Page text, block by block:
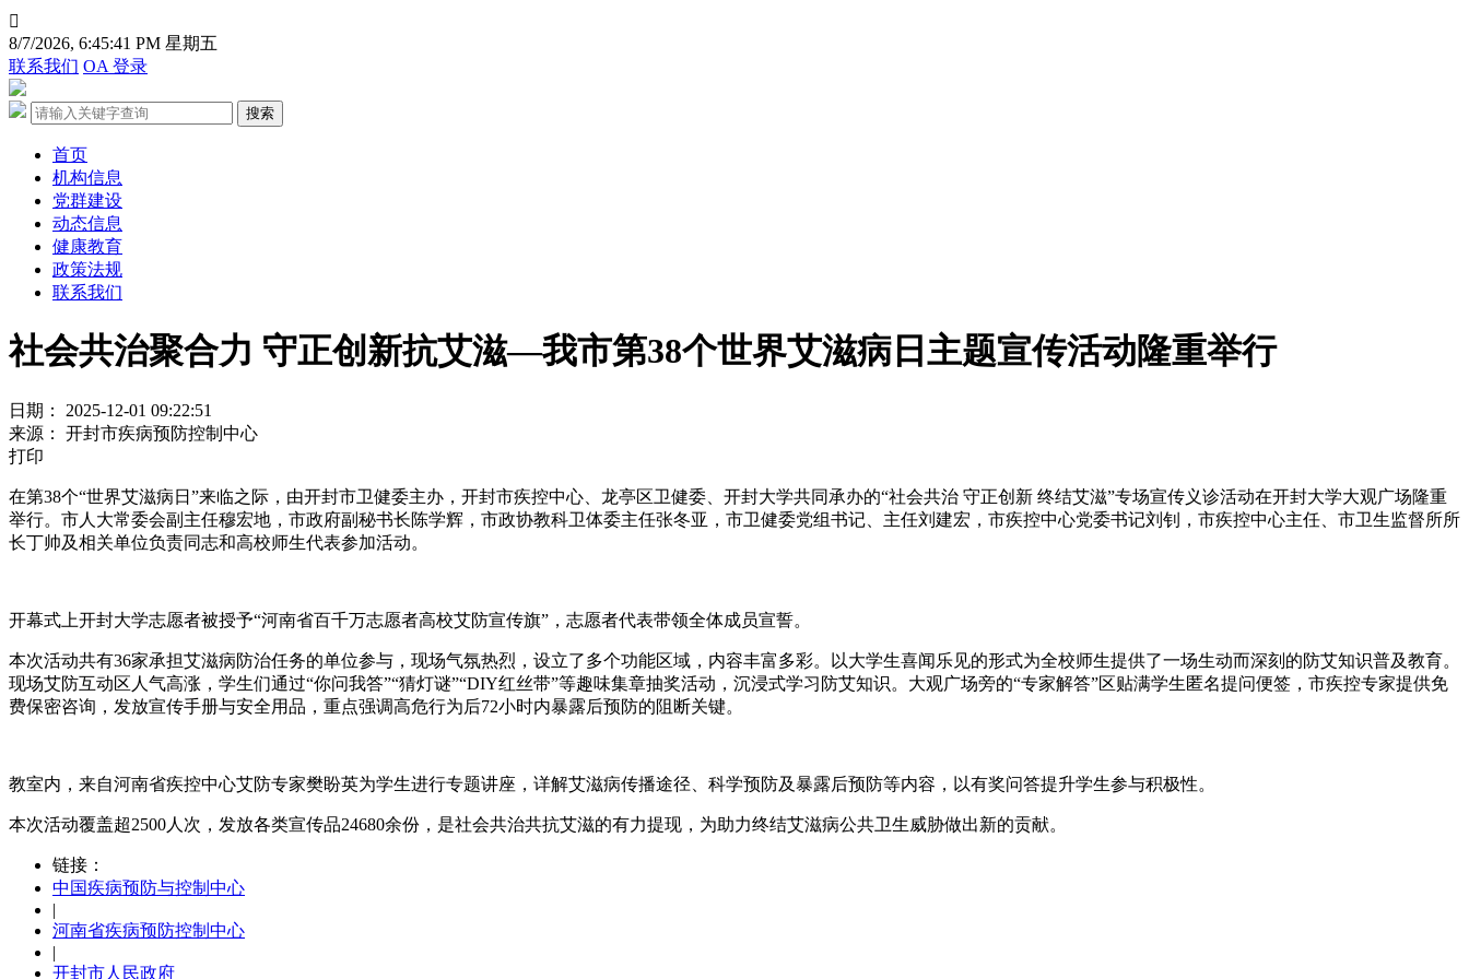

8/7/2026, 6:45:41 PM 星期五
联系我们 OA 登录
首页
机构信息
党群建设
动态信息
健康教育
政策法规
联系我们
社会共治聚合力 守正创新抗艾滋—我市第38个世界艾滋病日主题宣传活动隆重举行
日期： 2025-12-01 09:22:51
来源： 开封市疾病预防控制中心
打印
在第38个“世界艾滋病日”来临之际，由开封市卫健委主办，开封市疾控中心、龙亭区卫健委、开封大学共同承办的“社会共治 守正创新 终结艾滋”专场宣传义诊活动在开封大学大观广场隆重
举行。市人大常委会副主任穆宏地，市政府副秘书长陈学辉，市政协教科卫体委主任张冬亚，市卫健委党组书记、主任刘建宏，市疾控中心党委书记刘钊，市疾控中心主任、市卫生监督所所
长丁帅及相关单位负责同志和高校师生代表参加活动。
开幕式上开封大学志愿者被授予“河南省百千万志愿者高校艾防宣传旗”，志愿者代表带领全体成员宣誓。
本次活动共有36家承担艾滋病防治任务的单位参与，现场气氛热烈，设立了多个功能区域，内容丰富多彩。以大学生喜闻乐见的形式为全校师生提供了一场生动而深刻的防艾知识普及教育。
现场艾防互动区人气高涨，学生们通过“你问我答”“猜灯谜”“DIY红丝带”等趣味集章抽奖活动，沉浸式学习防艾知识。大观广场旁的“专家解答”区贴满学生匿名提问便签，市疾控专家提供免
费保密咨询，发放宣传手册与安全用品，重点强调高危行为后72小时内暴露后预防的阻断关键。
教室内，来自河南省疾控中心艾防专家樊盼英为学生进行专题讲座，详解艾滋病传播途径、科学预防及暴露后预防等内容，以有奖问答提升学生参与积极性。
本次活动覆盖超2500人次，发放各类宣传品24680余份，是社会共治共抗艾滋的有力提现，为助力终结艾滋病公共卫生威胁做出新的贡献。
链接：
中国疾病预防与控制中心
|
河南省疾病预防控制中心
|
开封市人民政府